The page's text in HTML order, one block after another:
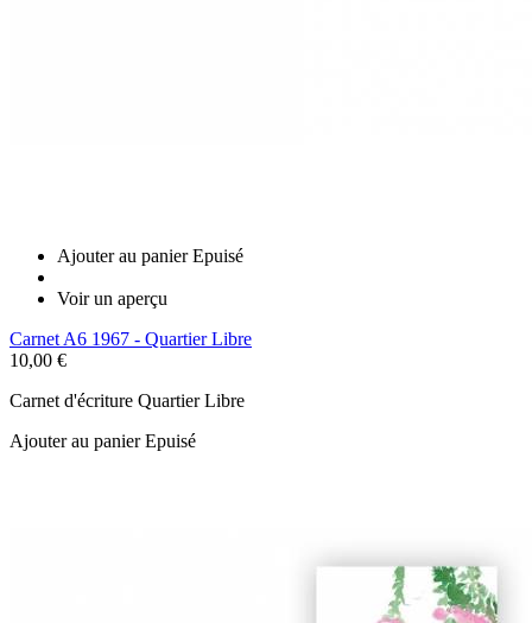
Ajouter au panier Epuisé
Voir un aperçu
Carnet A6 1967 - Quartier Libre
10,00 €
Carnet d'écriture Quartier Libre
Ajouter au panierEpuisé